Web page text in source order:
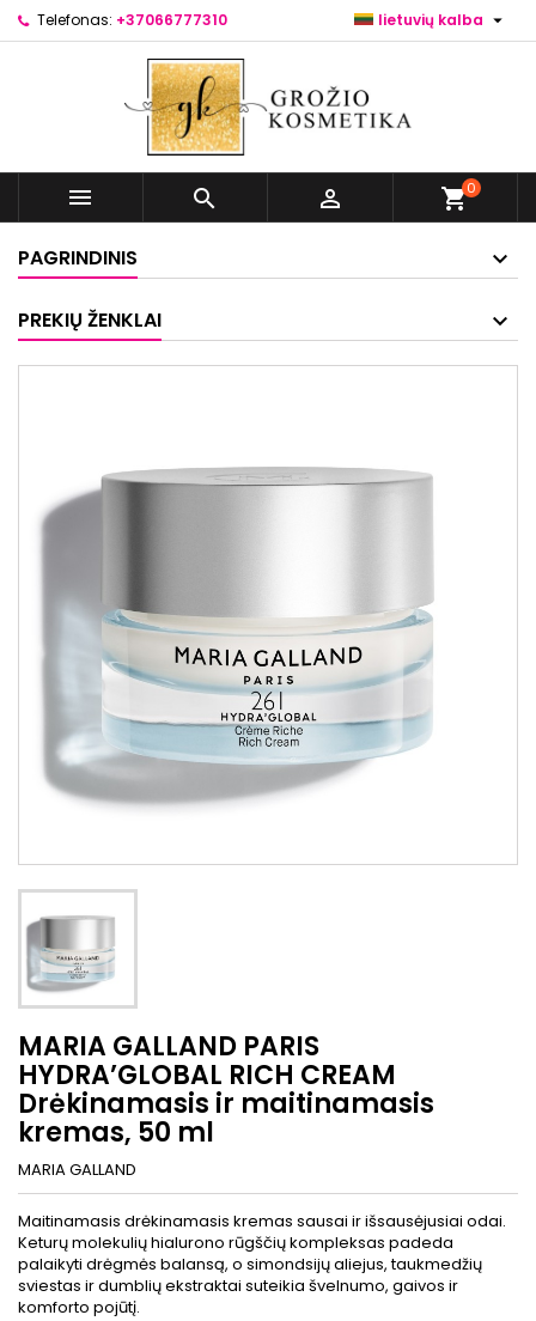
Telefonas: +37066777310 lietuvių kalba 
   shopping_cart0
PAGRINDINIS
PREKIŲ ŽENKLAI
MARIA GALLAND PARIS
HYDRA’GLOBAL RICH CREAM
Drėkinamasis ir maitinamasis
kremas, 50 ml
MARIA GALLAND
Maitinamasis drėkinamasis kremas sausai ir išsausėjusiai odai.
Keturų molekulių hialurono rūgščių kompleksas padeda
palaikyti drėgmės balansą, o simondsijų aliejus, taukmedžių
sviestas ir dumblių ekstraktai suteikia švelnumo, gaivos ir
komforto pojūtį.